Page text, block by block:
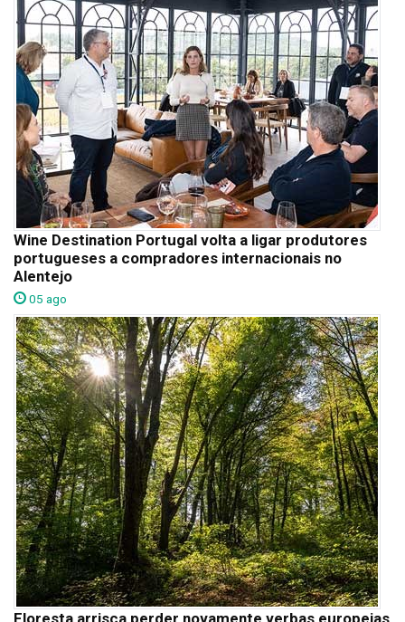
Wine Destination Portugal volta a ligar produtores
portugueses a compradores internacionais no
Alentejo
05 ago
Floresta arrisca perder novamente verbas europeias